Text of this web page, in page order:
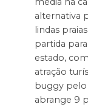
alternativa
lindas
partida
estado,
atração
buggy
abrange 9